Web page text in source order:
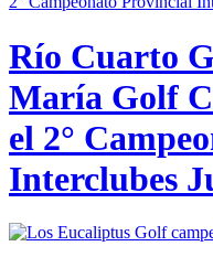
Río Cuarto
María Golf
el 2°
Interclubes